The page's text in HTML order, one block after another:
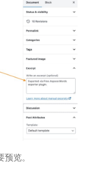
览。